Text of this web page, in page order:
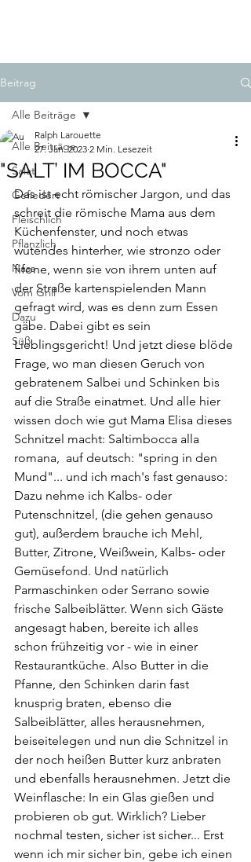
Beitrag
Alle Beiträge
Salat
Gefiedert
Fleischlich
Pflanzlich
Nass
Vom Grill
Dazu
Süß
Alle Beiträge
"SALT’ IM BOCCA"
Ralph Larouette
27. Jan. 2023 2 Min. Lesezeit
Das ist echt römischer Jargon, und das
schreit die römische Mama aus dem
Küchenfenster, und noch etwas
wütendes hinterher, wie stronzo oder
fifone, wenn sie von ihrem unten auf
der Straße kartenspielenden Mann
gefragt wird, was es denn zum Essen
gäbe. Dabei gibt es sein
Lieblingsgericht! Und jetzt diese blöde
Frage, wo man diesen Geruch von
gebratenem Salbei und Schinken bis
auf die Straße einatmet. Und alle hier
wissen doch wie gut Mama Elisa dieses
Schnitzel macht: Saltimbocca alla
romana,  auf deutsch: "spring in den
Mund"... und ich mach's fast genauso:
Dazu nehme ich Kalbs- oder
Putenschnitzel, (die gehen genauso
gut), außerdem brauche ich Mehl,
Butter, Zitrone, Weißwein, Kalbs- oder
Gemüsefond. Und natürlich
Parmaschinken oder Serrano sowie
frische Salbeiblätter. Wenn sich Gäste
angesagt haben, bereite ich alles
schon frühzeitig vor - wie in einer
Restaurantküche. Also Butter in die
Pfanne, den Schinken darin fast
knusprig braten, ebenso die
Salbeiblätter, alles herausnehmen,
beiseitelegen und nun die Schnitzel in
der noch heißen Butter kurz anbraten
und ebenfalls herausnehmen. Jetzt die
Weinflasche: In ein Glas gießen und
probieren ob gut. Wirklich? Lieber
nochmal testen, sicher ist sicher... Erst
wenn ich mir sicher bin, gebe ich einen